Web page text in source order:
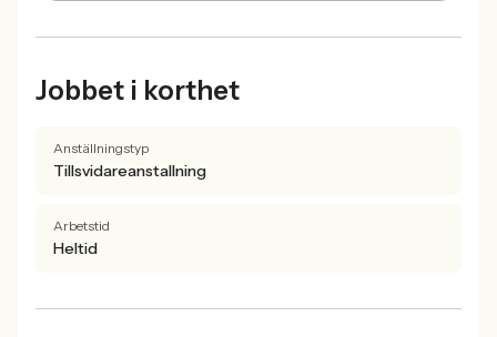
Jobbet i korthet
Anställningstyp
Tillsvidareanstallning
Arbetstid
Heltid